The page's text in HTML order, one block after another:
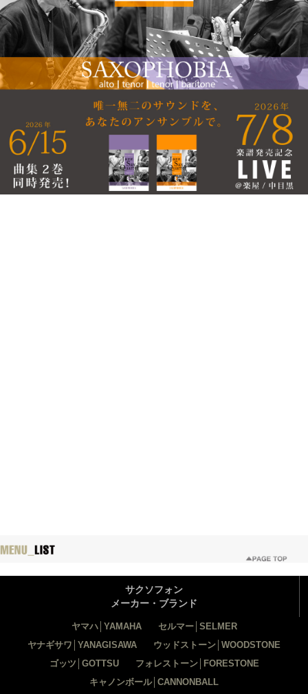
サクソフォン
メーカー・ブランド
ヤマハ│YAMAHA
セルマー│SELMER
ヤナギサワ│YANAGISAWA
ウッドストーン│WOODSTONE
ゴッツ│GOTTSU
フォレストーン│FORESTONE
キャノンボール│CANNONBALL